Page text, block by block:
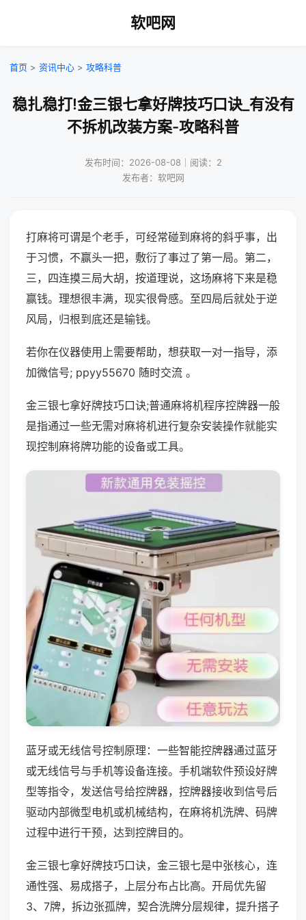
软吧网
首页 > 资讯中心 > 攻略科普
稳扎稳打!金三银七拿好牌技巧口诀_有没有
不拆机改装方案-攻略科普
发布时间：2026-08-08｜阅读：2
发布者：软吧网
打麻将可谓是个老手，可经常碰到麻将的斜乎事，出
于习惯，不赢头一把，敷衍了事过了第一局。第二，
三，四连摸三局大胡，按道理说，这场麻将下来是稳
赢钱。理想很丰满，现实很骨感。至四局后就处于逆
风局，归根到底还是输钱。
若你在仪器使用上需要帮助，想获取一对一指导，添
加微信号; ppyy55670 随时交流 。
金三银七拿好牌技巧口诀;普通麻将机程序控牌器一般
是指通过一些无需对麻将机进行复杂安装操作就能实
现控制麻将牌功能的设备或工具。
蓝牙或无线信号控制原理：一些智能控牌器通过蓝牙
或无线信号与手机等设备连接。手机端软件预设好牌
型等指令，发送信号给控牌器，控牌器接收到信号后
驱动内部微型电机或机械结构，在麻将机洗牌、码牌
过程中进行干预，达到控牌目的。
金三银七拿好牌技巧口诀，金三银七是中张核心，连
通性强、易成搭子，上层分布占比高。开局优先留
3、7牌，拆边张孤牌，契合洗牌分层规律，提升搭子